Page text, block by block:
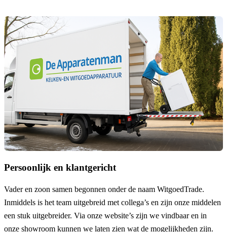
Persoonlijk en klantgericht
Vader en zoon samen begonnen onder de naam WitgoedTrade.
Inmiddels is het team uitgebreid met collega’s en zijn onze middelen
een stuk uitgebreider. Via onze website’s zijn we vindbaar en in
onze showroom kunnen we laten zien wat de mogelijkheden zijn.